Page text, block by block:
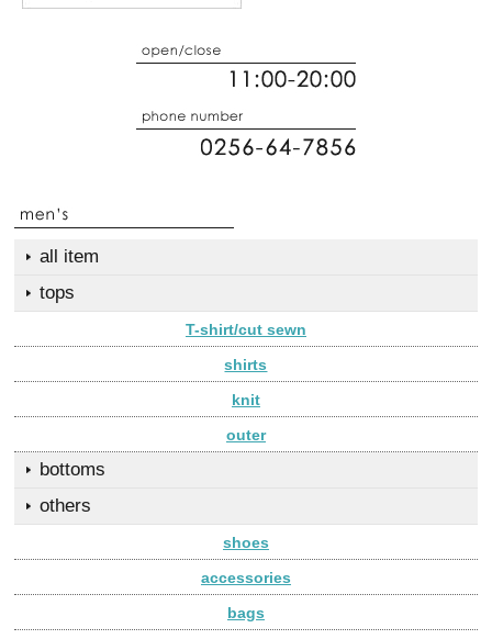
all item
tops
T-shirt/cut sewn
shirts
knit
outer
bottoms
others
shoes
accessories
bags